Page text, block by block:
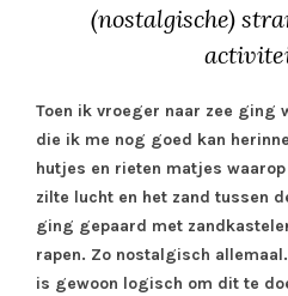
(nostalgische)
Toen ik vroeger naar zee ging
die ik me nog goed kan
hutjes en rieten matjes
zilte lucht en het zand tussen
ging gepaard met
rapen. Zo nostalgisch
is gewoon logisch om dit te